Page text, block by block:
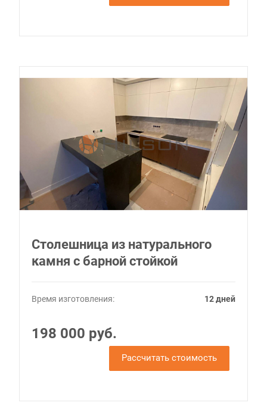
Столешница из натурального
камня с барной стойкой
Время изготовления: 12 дней
198 000 руб.
Рассчитать стоимость